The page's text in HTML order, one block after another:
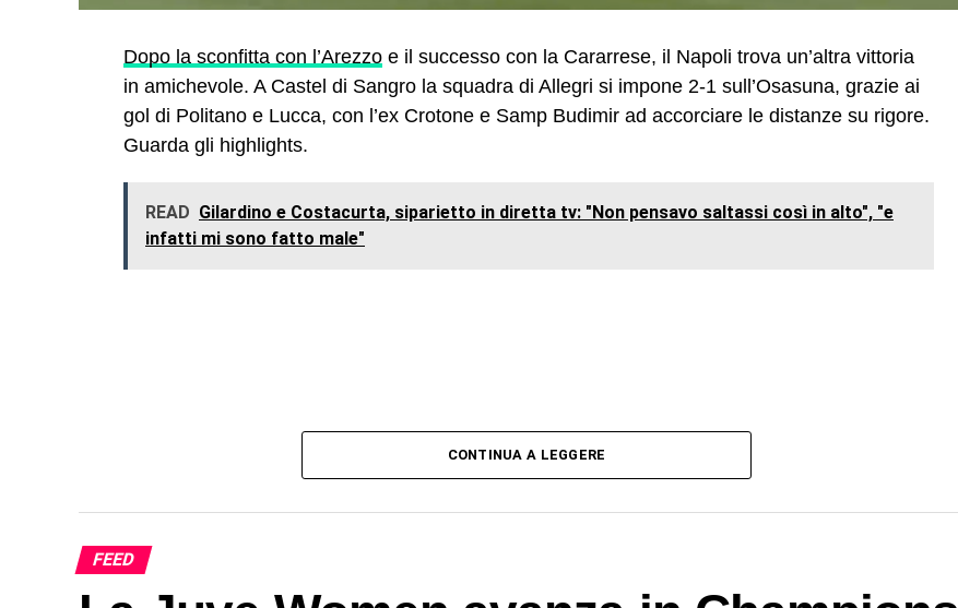
Dopo la sconfitta con l’Arezzo e il successo con la Cararrese, il Napoli trova un’altra vittoria
in amichevole. A Castel di Sangro la squadra di Allegri si impone 2-1 sull’Osasuna, grazie ai
gol di Politano e Lucca, con l’ex Crotone e Samp Budimir ad accorciare le distanze su rigore.
Guarda gli highlights.
READ Gilardino e Costacurta, siparietto in diretta tv: "Non pensavo saltassi così in alto", "e
infatti mi sono fatto male"
CONTINUA A LEGGERE
FEED